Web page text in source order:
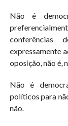
Não é
conferências
expressamente
oposição, não é,
Não é
políticos para
não.